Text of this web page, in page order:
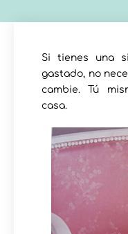
Si tienes una
gastado, no
cambie. Tú
casa.